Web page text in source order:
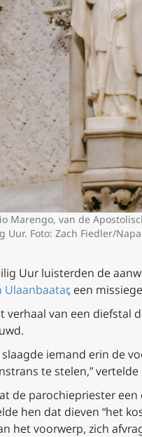
Marengo, van de
Uur. Foto: Zach Fiedler/
Uur luisterden de
Ulaanbaatar, een
verhaal van een diefstal
slaagde iemand erin de
te stelen,”
de parochiepriester
hen dat dieven “het
het voorwerp, zich